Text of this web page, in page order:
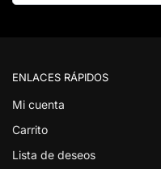
ENLACES RÁPIDOS
Mi cuenta
Carrito
Lista de deseos